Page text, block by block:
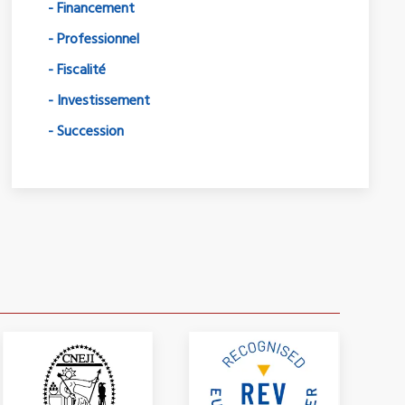
- Financement
- Professionnel
- Fiscalité
- Investissement
- Succession